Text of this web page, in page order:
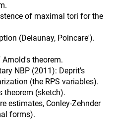
of maximal tori for the
(Delaunay, Poincare').
theorem.
NBP (2011): Deprit's
(the RPS variables).
theorem (sketch).
estimates, Conley-Zehnder
forms).